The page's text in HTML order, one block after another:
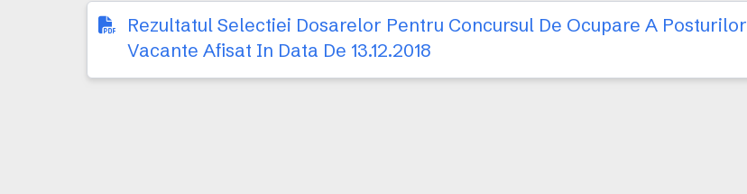
Rezultatul Selectiei Dosarelor Pentru Concursul De Ocupare A Posturilor
Vacante Afisat In Data De 13.12.2018